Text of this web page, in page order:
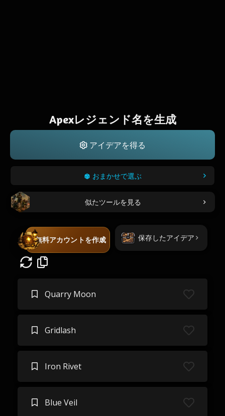
Apexレジェンド名を生成
アイデアを得る
おまかせで選ぶ
似たツールを見る
無料アカウントを作成 保存したアイデア
Quarry Moon
Gridlash
Iron Rivet
Blue Veil